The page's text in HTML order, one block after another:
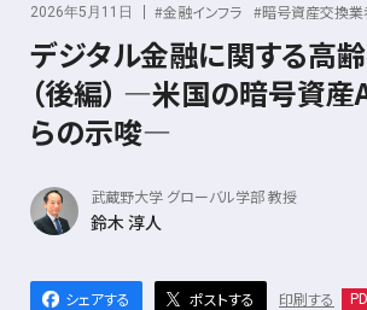
2026年5月11日 #金融インフラ #暗号資産交換業
デジタル金融に関する高
（後編） ―米国の暗号資産
らの示唆―
武蔵野大学 グローバル学部 教授
鈴木 淳人
シェアする ポストする 印刷する